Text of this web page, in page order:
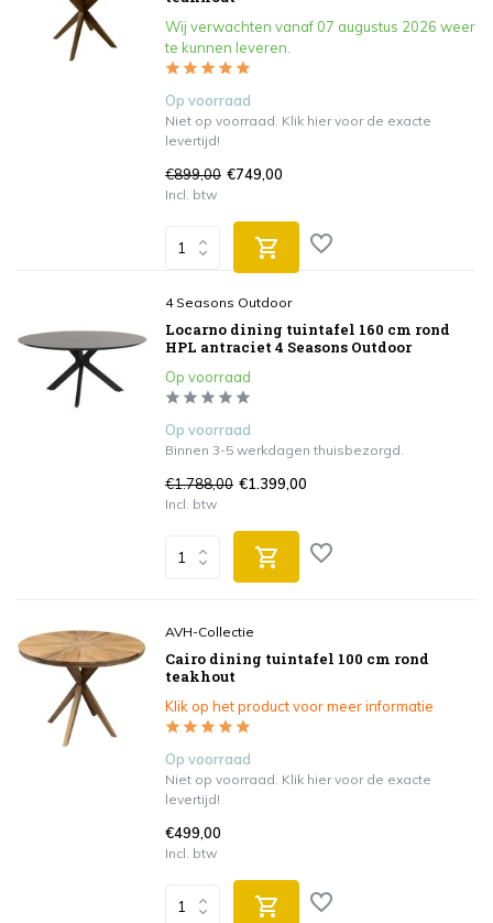
Wij verwachten vanaf 07 augustus 2026 weer
te kunnen leveren.
Op voorraad
Niet op voorraad. Klik hier voor de exacte
levertijd!
€899,00 €749,00
Incl. btw
4 Seasons Outdoor
Locarno dining tuintafel 160 cm rond
HPL antraciet 4 Seasons Outdoor
Op voorraad
Op voorraad
Binnen 3-5 werkdagen thuisbezorgd.
€1.788,00 €1.399,00
Incl. btw
AVH-Collectie
Cairo dining tuintafel 100 cm rond
teakhout
Klik op het product voor meer informatie
Op voorraad
Niet op voorraad. Klik hier voor de exacte
levertijd!
€499,00
Incl. btw